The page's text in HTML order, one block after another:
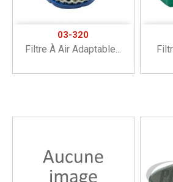
03-320
Filtre À Air Adaptable...